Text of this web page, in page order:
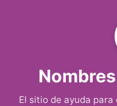
El sitio de ayuda